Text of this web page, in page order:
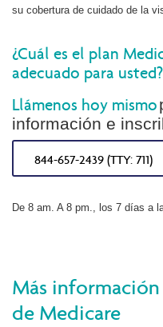
su cobertura de cuidado de la
¿Cuál es el plan
adecuado para usted?
Llámenos hoy mismo
información e
844-657-2439 (TTY: 711)
De 8 am. A 8 pm., los 7 días a
Más
de Medicare